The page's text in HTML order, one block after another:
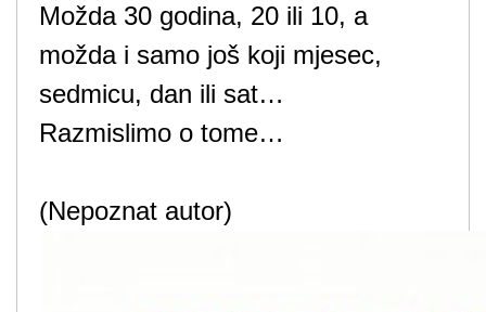
Možda 30 godina, 20 ili 10, a
možda i samo još koji mjesec,
sedmicu, dan ili sat…
Razmislimo o tome…
(Nepoznat autor)